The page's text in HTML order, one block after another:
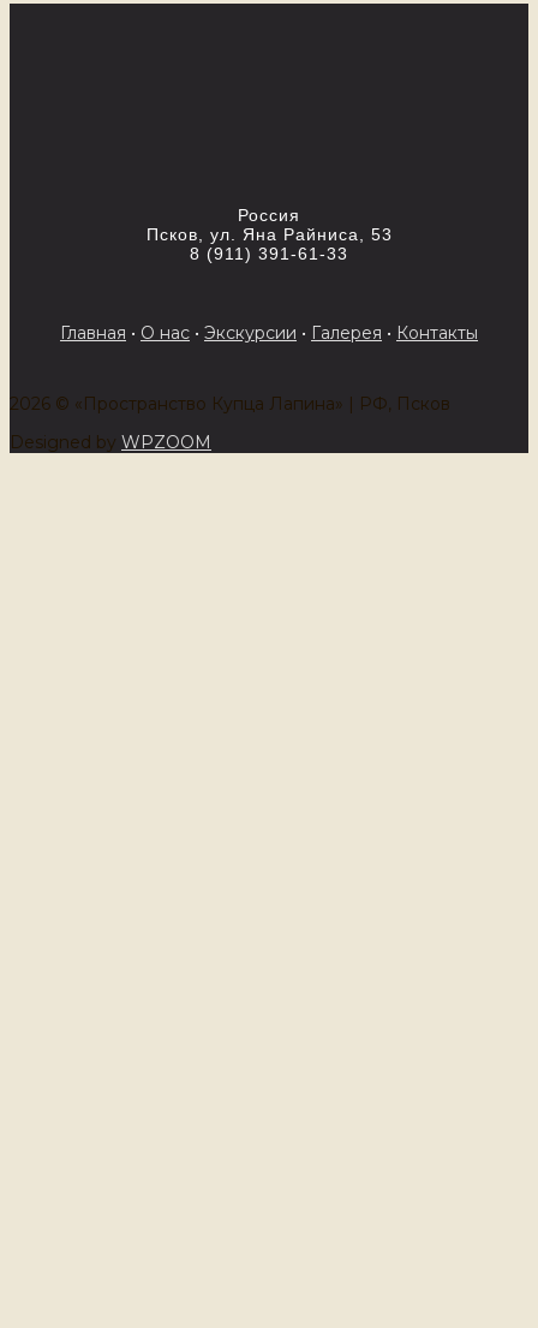
Россия
Псков, ул. Яна Райниса, 53
8 (911) 391-61-33
Главная • О нас • Экскурсии • Галерея • Контакты
2026 © «Пространство Купца Лапина» | РФ, Псков
Designed by WPZOOM